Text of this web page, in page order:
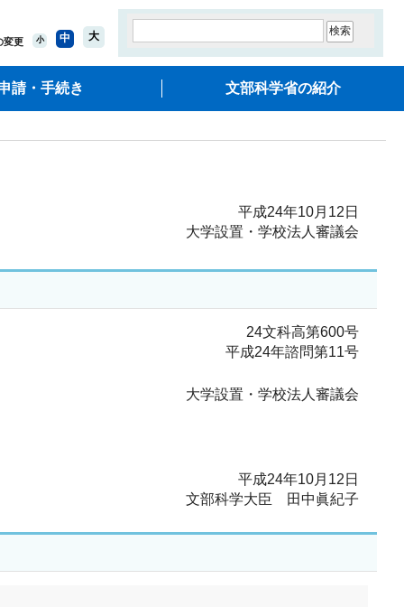
変更 小 中 大
請・手続き 文部科学省の紹介
平成24年10月12日
大学設置・学校法人審議会
24文科高第600号
平成24年諮問第11号
大学設置・学校法人審議会
平成24年10月12日
文部科学大臣 田中眞紀子